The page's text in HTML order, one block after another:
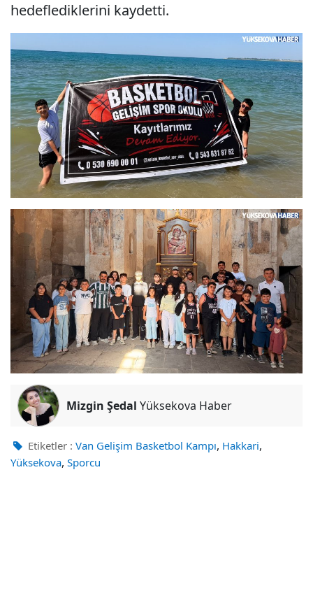
hedeflediklerini kaydetti.
Mizgin Şedal Yüksekova Haber
Etiketler : Van Gelişim Basketbol Kampı, Hakkari,
Yüksekova, Sporcu